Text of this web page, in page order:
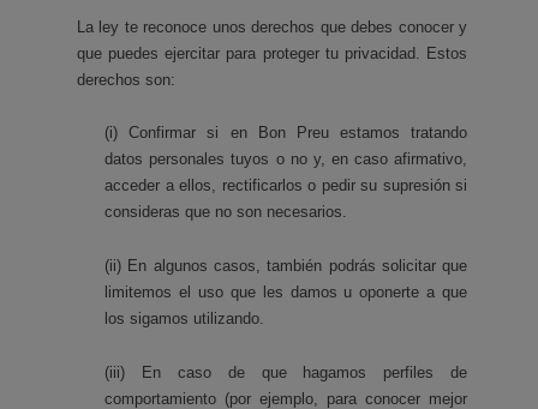
La ley te reconoce unos derechos que debes conocer y
que puedes ejercitar para proteger tu privacidad. Estos
derechos son:
(i) Confirmar si en Bon Preu estamos tratando
datos personales tuyos o no y, en caso afirmativo,
acceder a ellos, rectificarlos o pedir su supresión si
consideras que no son necesarios.
(ii) En algunos casos, también podrás solicitar que
limitemos el uso que les damos u oponerte a que
los sigamos utilizando.
(iii) En caso de que hagamos perfiles de
comportamiento (por ejemplo, para conocer mejor